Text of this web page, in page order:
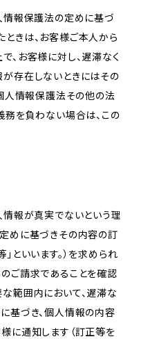
情報保護法の定めに基づ
きは、お客様ご本人から
、お客様に対し、遅滞なく
存在しないときにはその
個人情報保護法その他の法
務を負わない場合は、この
情報が真実でないという理
めに基づきその内容の訂
といいます。）を求められ
ご請求であることを確認
範囲内において、遅滞な
基づき、個人情報の内容
に通知します（訂正等を